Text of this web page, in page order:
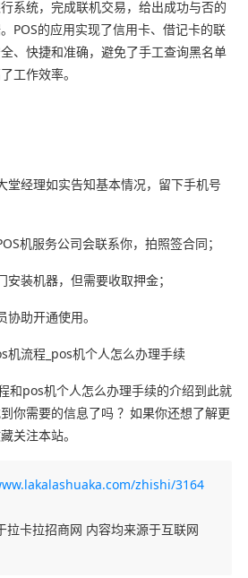
系统，完成联机交易，给出成功与否的
POS的应用实现了信用卡、借记卡的联
、快捷和准确，避免了手工查询黑名单
工作效率。
堂经理如实告知基本情况，留下手机号
机服务公司会联系你，拍照签合同；
装机器，但需要收取押金；
助开通使用。
和pos机个人怎么办理手续的介绍到此就
你需要的信息了吗 ？如果你还想了解更
关注本站。
zhishi/3164
拉卡拉招商网 内容均来源于互联网